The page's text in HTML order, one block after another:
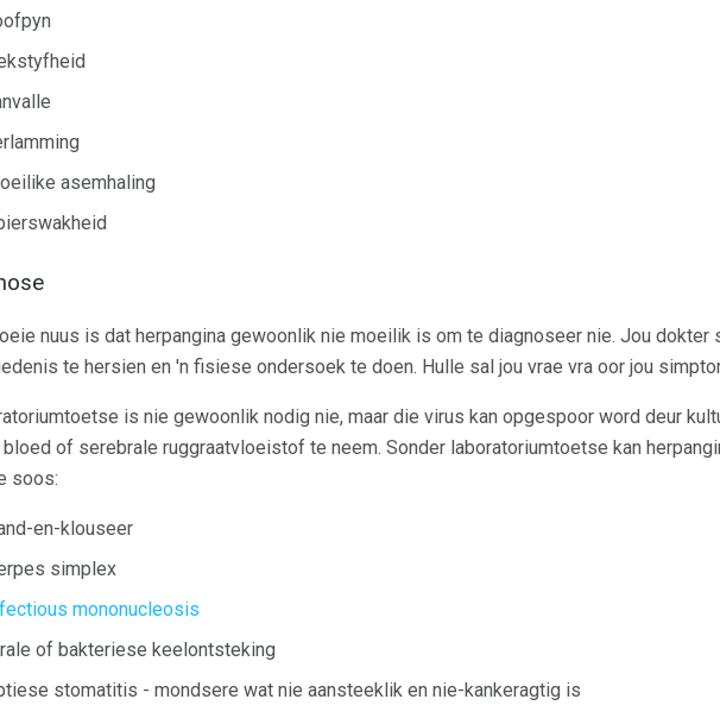
asemhaling
nuus is dat herpangina gewoonlik nie moeilik is om te diagnoseer nie. Jou dokter
te hersien en 'n fisiese ondersoek te doen. Hulle sal jou vrae vra oor jou
is nie gewoonlik nodig nie, maar die virus kan opgespoor word deur
bloed of serebrale ruggraatvloeistof te neem. Sonder laboratoriumtoetse kan
soos:
en-klouseer
simplex
mononucleosis
of bakteriese keelontsteking
stomatitis - mondsere wat nie aansteeklik en nie-kankeragtig is